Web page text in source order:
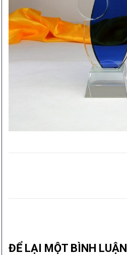
ĐỂ LẠI MỘT BÌNH LUẬN